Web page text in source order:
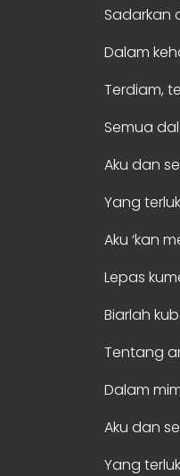
Sadarkan
Dalam
Terdiam,
Semua
Aku dan
Yang
Aku ‘kan
Lepas
Biarlah
Tentang
Dalam
Aku dan
Yang